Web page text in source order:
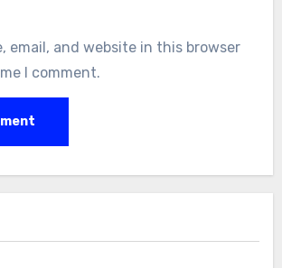
email, and website in this browser
I comment.